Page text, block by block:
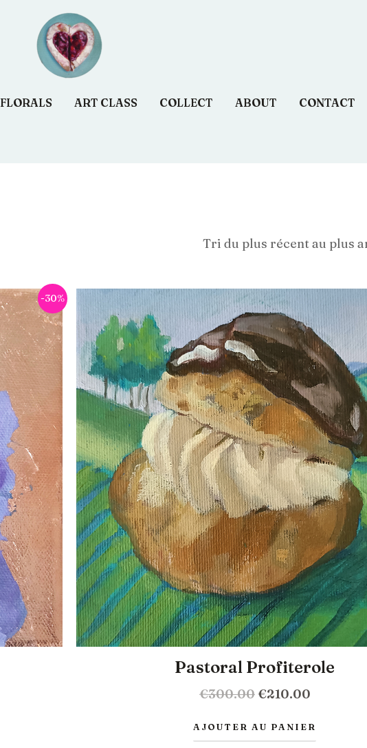
FLORALS ART CLASS COLLECT ABOUT CONTACT
-30%
Pastoral Profiterole
€300.00
Le
prix
initial
était :
€300.00.
€210.00
Le
prix
actuel
est :
€210.00.
AJOUTER AU PANIER